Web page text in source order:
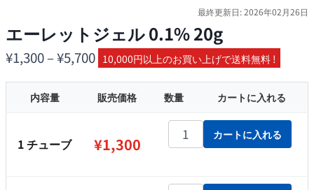
最終更新日: 2026年02月26日
エーレットジェル 0.1% 20g
¥1,300–¥5,700価
格
帯:
–
10,000円以上のお買い上げで送料無料 !
内容量 販売価格 数量 カートに入れる
1 チューブ ¥1,300
エーレットジェル 0.1% 20g個
カートに入れる